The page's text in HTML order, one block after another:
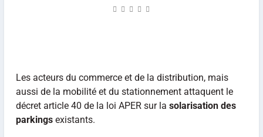
Les acteurs du commerce et de la distribution, mais
aussi de la mobilité et du stationnement attaquent le
décret article 40 de la loi APER sur la solarisation des
parkingsexistants.